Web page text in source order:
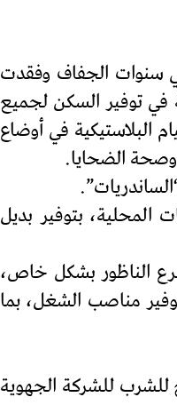
سنوات الجفاف وفقدت
في توفير السكن لجميع
البلاستيكية في أوضاع
الضحايا.
المحلية، بتوفير بديل
الناظور بشكل خاص،
مناصب الشغل، بما
للشركة الجهوية